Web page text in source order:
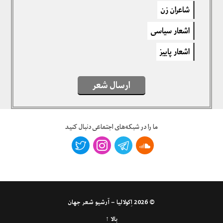
برای نوشتن دیدگاه باید
انشالله همه ی عاشقان به هم برسند و در کنار هم خوشبخت باشند.
برای پاسخ دادن وارد شوید
شاعران زن
اشعار سیاسی
اشعار پاییز
ارسال شعر
ما را در شبکه‌های اجتماعی دنبال کنید
© 2026
اِکولالیا – آرشیو شعر جهان
بالا ↑